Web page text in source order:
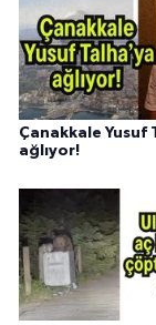
Çanakkale Yusuf
ağlıyor!